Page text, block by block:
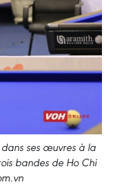
ses œuvres à la
bandes de Ho Chi